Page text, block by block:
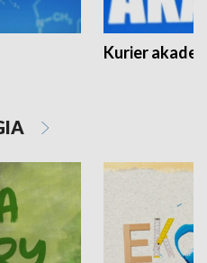
Kurier